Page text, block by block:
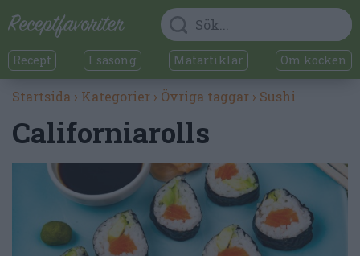
Recept I säsong Matartiklar Om kocken
Startsida › Kategorier › Övriga taggar › Sushi
Californiarolls